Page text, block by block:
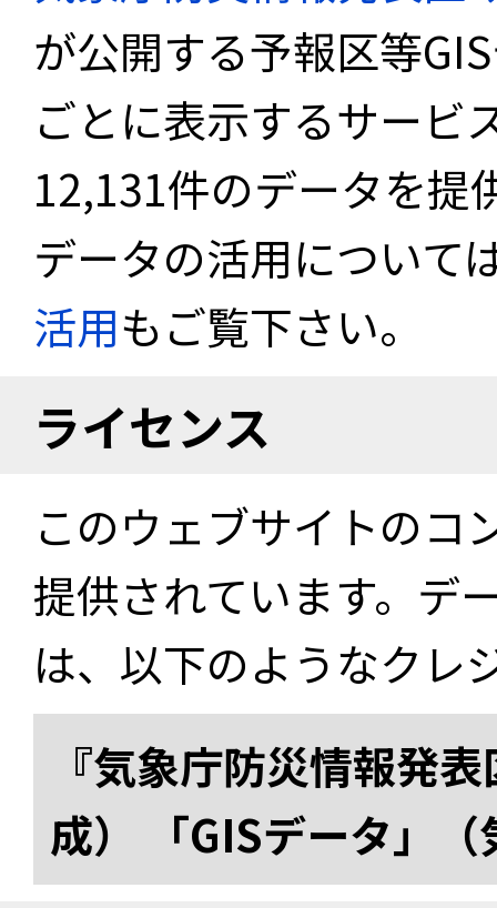
が公開する予報区等
ごとに表示するサービ
12,131件のデータを提
データの活用について
活用もご覧下さい。
ライセンス
このウェブサイトのコ
提供されています。デ
は、以下のようなクレ
『気象庁防災情報発
成） 「GISデータ」